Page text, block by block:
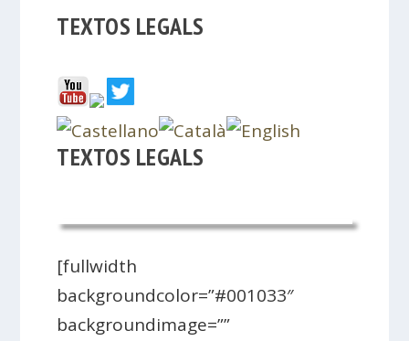
TEXTOS LEGALS
TEXTOS LEGALS
[fullwidth
backgroundcolor=”#001033″
backgroundimage=””